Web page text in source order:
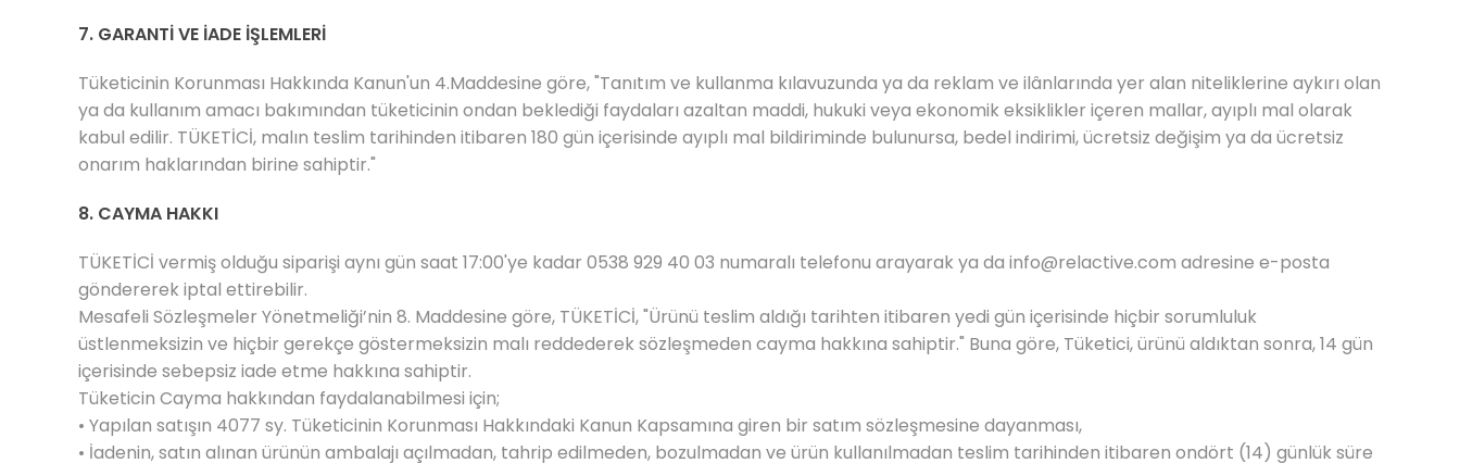
7. GARANTİ VE İADE İŞLEMLERİ
Tüketicinin Korunması Hakkında Kanun'un 4.Maddesine göre, "Tanıtım ve kullanma kılavuzunda ya da reklam ve ilânlarında yer alan niteliklerine aykırı olan
ya da kullanım amacı bakımından tüketicinin ondan beklediği faydaları azaltan maddi, hukuki veya ekonomik eksiklikler içeren mallar, ayıplı mal olarak
kabul edilir. TÜKETİCİ, malın teslim tarihinden itibaren 180 gün içerisinde ayıplı mal bildiriminde bulunursa, bedel indirimi, ücretsiz değişim ya da ücretsiz
onarım haklarından birine sahiptir."
8. CAYMA HAKKI
TÜKETİCİ vermiş olduğu siparişi aynı gün saat 17:00'ye kadar 0538 929 40 03 numaralı telefonu arayarak ya da info@relactive.com adresine e-posta
göndererek iptal ettirebilir.
Mesafeli Sözleşmeler Yönetmeliği’nin 8. Maddesine göre, TÜKETİCİ, "Ürünü teslim aldığı tarihten itibaren yedi gün içerisinde hiçbir sorumluluk
üstlenmeksizin ve hiçbir gerekçe göstermeksizin malı reddederek sözleşmeden cayma hakkına sahiptir." Buna göre, Tüketici, ürünü aldıktan sonra, 14 gün
içerisinde sebepsiz iade etme hakkına sahiptir.
Tüketicin Cayma hakkından faydalanabilmesi için;
• Yapılan satışın 4077 sy. Tüketicinin Korunması Hakkındaki Kanun Kapsamına giren bir satım sözleşmesine dayanması,
• İadenin, satın alınan ürünün ambalajı açılmadan, tahrip edilmeden, bozulmadan ve ürün kullanılmadan teslim tarihinden itibaren ondört (14) günlük süre